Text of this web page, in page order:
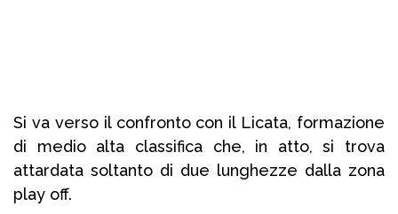
Si va verso il confronto con il Licata, formazione
di medio alta classifica che, in atto, si trova
attardata soltanto di due lunghezze dalla zona
play off.